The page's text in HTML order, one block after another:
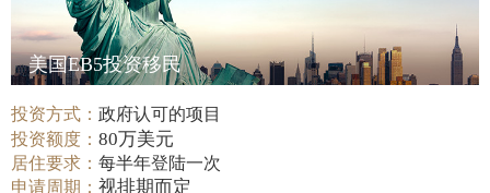
美国EB5投资移民
投资方式：政府认可的项目
投资额度：80万美元
居住要求：每半年登陆一次
申请周期：视排期而定